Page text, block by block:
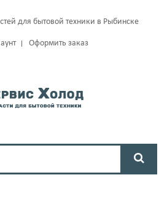
для бытовой техники в Рыбинске
Оформить заказ